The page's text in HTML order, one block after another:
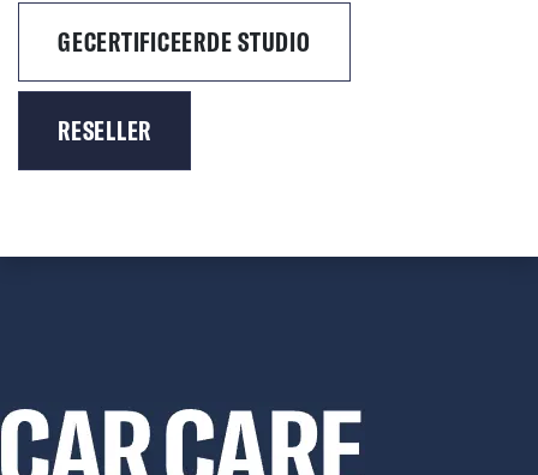
GECERTIFICEERDE STUDIO
RESELLER